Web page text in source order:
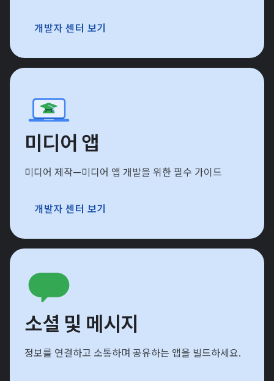
개발자 센터 보기
미디어 앱
미디어 제작—미디어 앱 개발을 위한 필수 가이드
개발자 센터 보기
소셜 및 메시지
정보를 연결하고 소통하며 공유하는 앱을 빌드하세요.